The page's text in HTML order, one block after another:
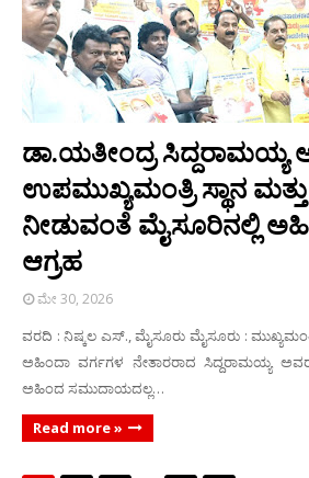
ಡಾ.ಯತೀಂದ್ರ ಸಿದ್ದರಾಮಯ್ಯ
ಉಪಮುಖ್ಯಮಂತ್ರಿ ಸ್ಥಾನ
ನೀಡುವಂತೆ ಮೈಸೂರಿನಲ್ಲಿ
ಆಗ್ರಹ
ಮೇ 30, 2026
ವರದಿ : ನಿಷ್ಕಲ ಎಸ್., ಮೈಸೂರು ಮೈಸೂರು :
ಅಹಿಂದಾ ವರ್ಗಗಳ ನೇತಾರರಾದ ಸಿದ್ದರಾಮಯ್ಯ
ಅಹಿಂದ ಸಮುದಾಯದಲ್ಲ…
Read more »